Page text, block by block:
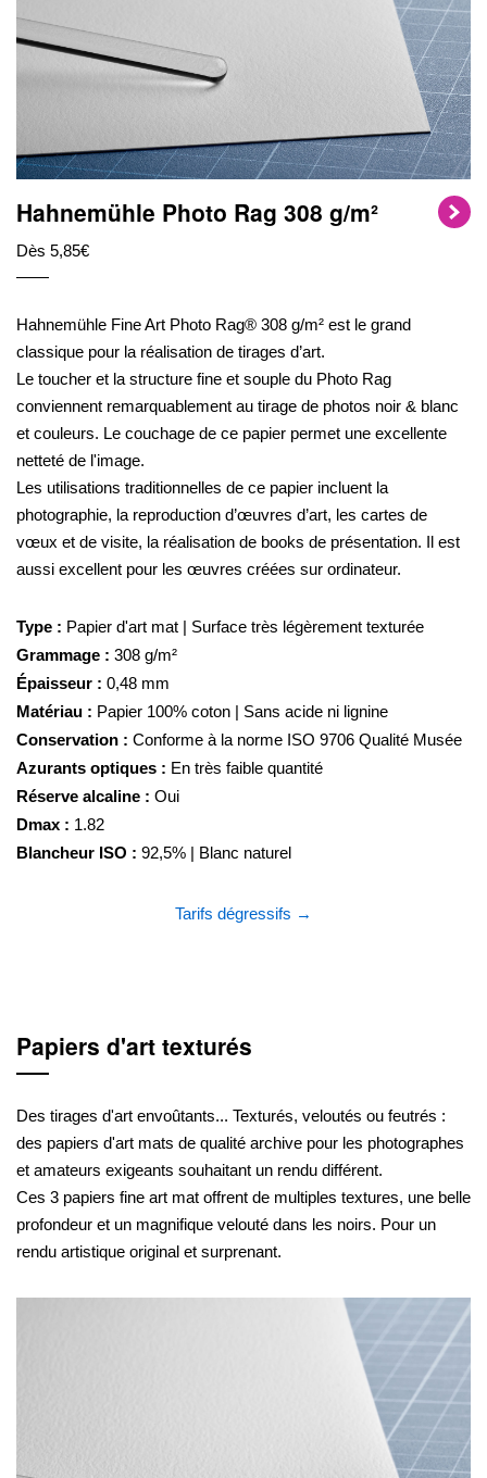
Hahnemühle Photo Rag 308 g/m²
Dès 5,85€
Hahnemühle Fine Art Photo Rag® 308 g/m² est le grand
classique pour la réalisation de tirages d’art.
Le toucher et la structure fine et souple du Photo Rag
conviennent remarquablement au tirage de photos noir & blanc
et couleurs. Le couchage de ce papier permet une excellente
netteté de l'image.
Les utilisations traditionnelles de ce papier incluent la
photographie, la reproduction d’œuvres d’art, les cartes de
vœux et de visite, la réalisation de books de présentation. Il est
aussi excellent pour les œuvres créées sur ordinateur.
Type : Papier d'art mat | Surface très légèrement texturée
Grammage : 308 g/m²
Épaisseur : 0,48 mm
Matériau : Papier 100% coton | Sans acide ni lignine
Conservation : Conforme à la norme ISO 9706 Qualité Musée
Azurants optiques : En très faible quantité
Réserve alcaline : Oui
Dmax : 1.82
Blancheur ISO : 92,5% | Blanc naturel
Tarifs dégressifs →
Papiers d'art texturés
Des tirages d'art envoûtants... Texturés, veloutés ou feutrés :
des papiers d'art mats de qualité archive pour les photographes
et amateurs exigeants souhaitant un rendu différent.
Ces 3 papiers fine art mat offrent de multiples textures, une belle
profondeur et un magnifique velouté dans les noirs. Pour un
rendu artistique original et surprenant.